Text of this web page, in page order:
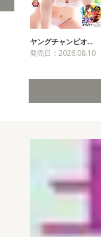
ヤングチャンピオ…
発売日：2026.08.10